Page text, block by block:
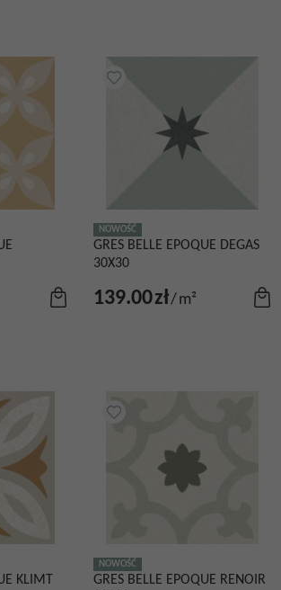
NOWOŚĆ
GRES BELLE EPOQUE DEGAS
30X30
139.00zł/m²
KLIMT
NOWOŚĆ
GRES BELLE EPOQUE RENOIR